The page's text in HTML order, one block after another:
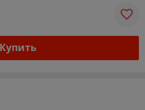
Купить